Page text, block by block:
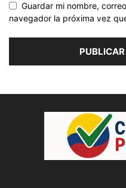
Guardar mi nombre,
navegador la próxima vez